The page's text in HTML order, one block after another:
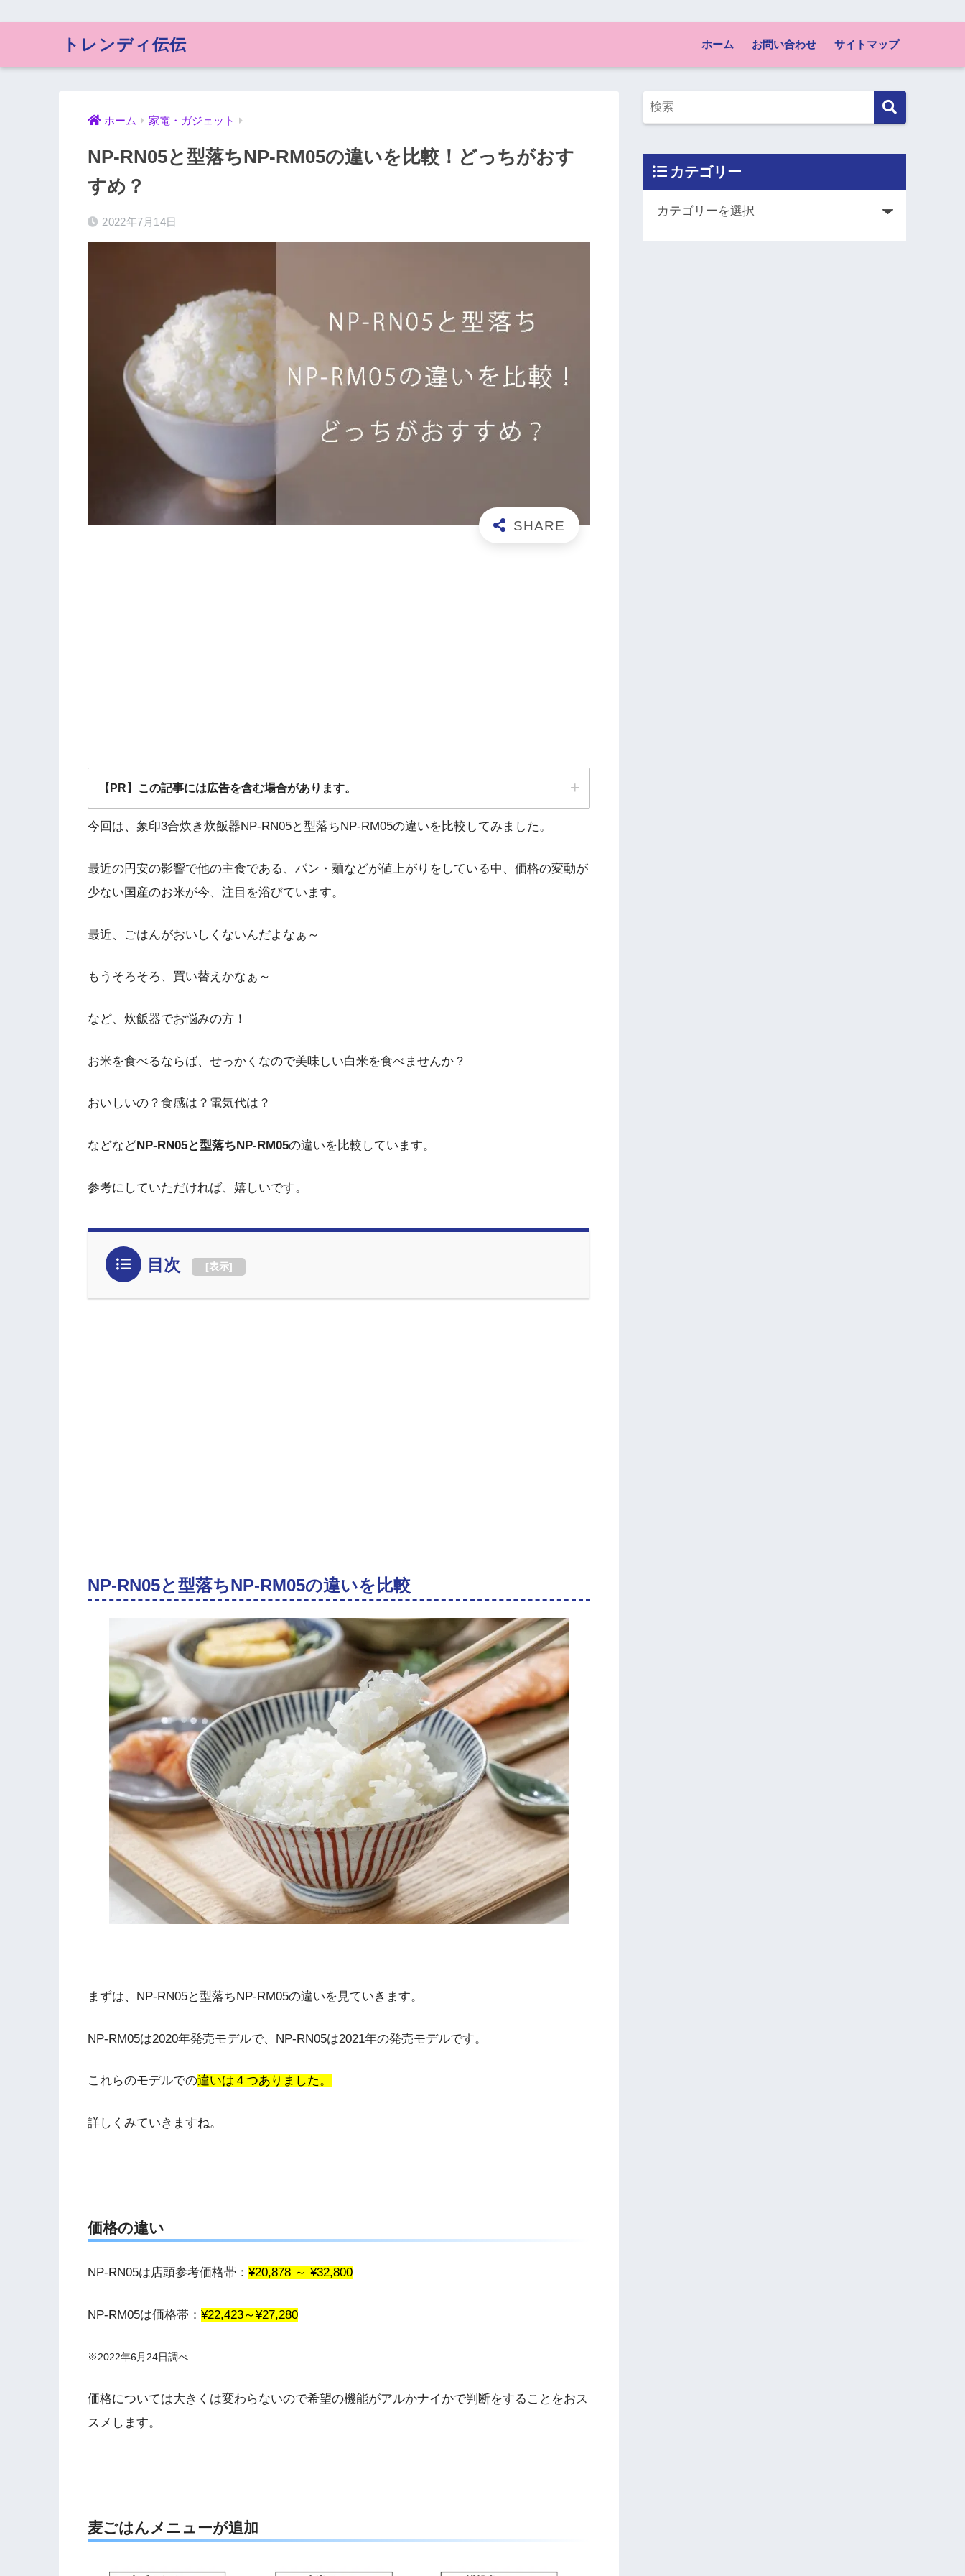
トレンディ伝伝 ホーム お問い合わせ サイトマップ
ホーム 家電・ガジェット
NP-RN05と型落ちNP-RM05の違いを比較！どっちがおす
すめ？
2022年7月14日
【PR】この記事には広告を含む場合があります。
今回は、象印3合炊き炊飯器NP-RN05と型落ちNP-RM05の違いを比較してみました。
最近の円安の影響で他の主食である、パン・麺などが値上がりをしている中、価格の変動が
少ない国産のお米が今、注目を浴びています。
最近、ごはんがおいしくないんだよなぁ～
もうそろそろ、買い替えかなぁ～
など、炊飯器でお悩みの方！
お米を食べるならば、せっかくなので美味しい白米を食べませんか？
おいしいの？食感は？電気代は？
などなどNP-RN05と型落ちNP-RM05の違いを比較しています。
参考にしていただければ、嬉しいです。
目次 [表示]
NP-RN05と型落ちNP-RM05の違いを比較
まずは、NP-RN05と型落ちNP-RM05の違いを見ていきます。
NP-RM05は2020年発売モデルで、NP-RN05は2021年の発売モデルです。
これらのモデルでの違いは４つありました。
詳しくみていきますね。
価格の違い
NP-RN05は店頭参考価格帯： ¥20,878 ～ ¥32,800
NP-RM05は価格帯： ¥22,423～¥27,280
※2022年6月24日調べ
価格については大きくは変わらないので希望の機能がアルかナイかで判断をすることをおス
スメします。
麦ごはんメニューが追加
カテゴリー